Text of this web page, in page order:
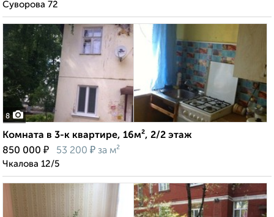
Суворова 72
8
Комната в 3-к квартире, 16м², 2/2 этаж
850 000 ₽ 53 200 ₽ за м²
Чкалова 12/5